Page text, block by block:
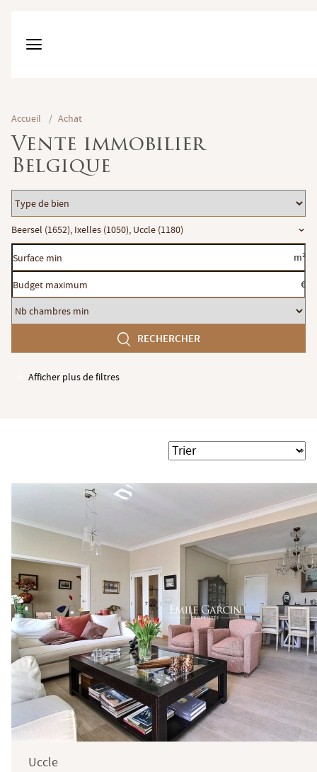
Accueil / Achat
Vente immobilier
Belgique
Type
de
bien
Localisation
Beersel (1652), Ixelles (1050), Uccle (1180)
Surface
min
m²
Budget
maximum
€
Nb
chambres
RECHERCHER
Afficher plus de filtres
Garages / Parking
Terrasse
Trier
Uccle